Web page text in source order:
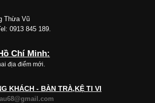
Thừa Vũ
0913 845 189.
Chí Minh:
địa điểm mới.
KHÁCH - BÀN TRÀ,KỆ TI VI